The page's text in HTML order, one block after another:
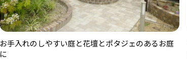
お手入れのしやすい庭と花壇とポタジェのあるお庭
に